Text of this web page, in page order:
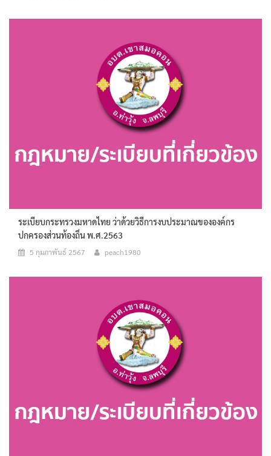
ระเบียบกระทรวงมหาดไทย ว่าด้วยวิธีการงบประมาณขององค์กร
ปกครองส่วนท้องถิ่น พ.ศ.2563
5 กุมภาพันธ์ 2567 peach1980